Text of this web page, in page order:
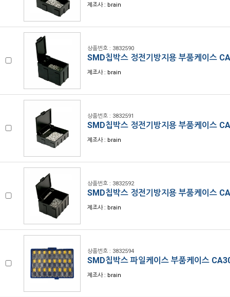
제조사 : brain
상품번호 : 3832590
SMD칩박스 정전기방지용 부품케이스
제조사 : brain
상품번호 : 3832591
SMD칩박스 정전기방지용 부품케이스
제조사 : brain
상품번호 : 3832592
SMD칩박스 정전기방지용 부품케이스
제조사 : brain
상품번호 : 3832594
SMD칩박스 파일케이스 부품케이스
제조사 : brain